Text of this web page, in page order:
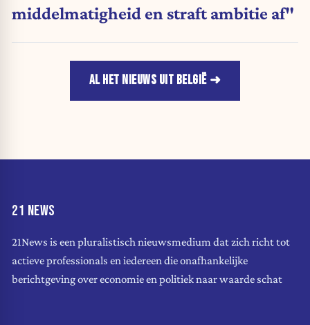
middelmatigheid en straft ambitie af"
AL HET NIEUWS UIT BELGIË
21 NEWS
21News is een pluralistisch nieuwsmedium dat zich richt tot
actieve professionals en iedereen die onafhankelijke
berichtgeving over economie en politiek naar waarde schat